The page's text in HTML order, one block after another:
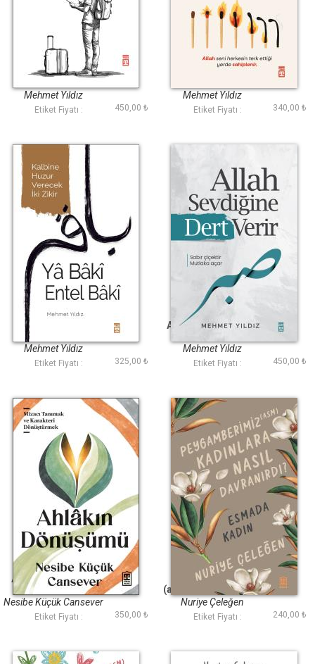
Ahsen En Güzele
Mehmet Yıldız
Etiket Fiyatı : 450,00 ₺
Bahtına Düştüm Ya
Mehmet Yıldız
Etiket Fiyatı : 340,00 ₺
Ya Baki Entel Baki
Mehmet Yıldız
Etiket Fiyatı : 325,00 ₺
Allah Sevdiğine Dert
Mehmet Yıldız
Etiket Fiyatı : 450,00 ₺
Ahlakın Dönüşümü
Nesibe Küçük Cansever
Etiket Fiyatı : 350,00 ₺
Peygamberimiz
(asm) Kadınlara Nasıl
Davranırdı?
Nuriye Çeleğen
Etiket Fiyatı : 240,00 ₺